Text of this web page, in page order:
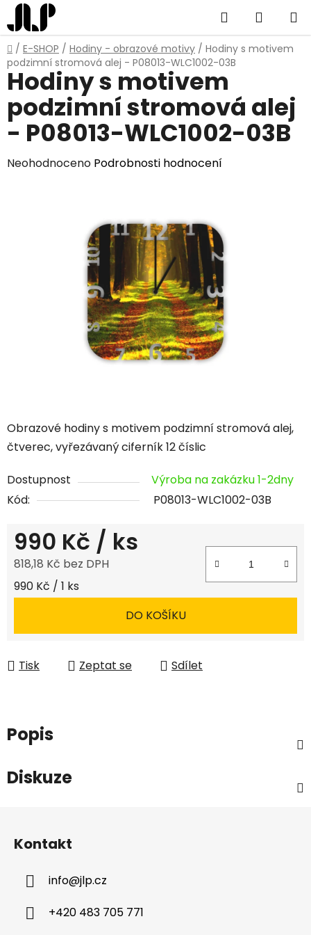
Přejít
na
obsah
Hledat
KOŠÍK
Domů
/ E-SHOP / Hodiny - obrazové motivy / Hodiny s motivem
podzimní stromová alej - P08013-WLC1002-03B
Obrazové hodiny s motivem podzimní stromová alej,
čtverec, vyřezávaný ciferník 12 číslic
Dostupnost
Výroba na zakázku 1-2dny
Kód:
P08013-WLC1002-03B
990 Kč / ks
818,18 Kč bez DPH
Měrná cena:
990 Kč / 1 ks
DO KOŠÍKU
Tisk Zeptat se Sdílet
Hodiny s motivem
podzimní stromová alej
- P08013-WLC1002-03B
Průměrné
Neohodnoceno Podrobnosti hodnocení
Popis
Diskuze
Kontakt
info@jlp.cz
+420 483 705 771